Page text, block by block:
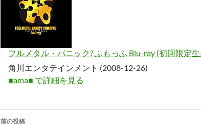
フルメタル・パニック? ふもっふ Blu-ray (初回限定
角川エンタテインメント (2008-12-26)
■ama■ で詳細を見る
投
前の投稿